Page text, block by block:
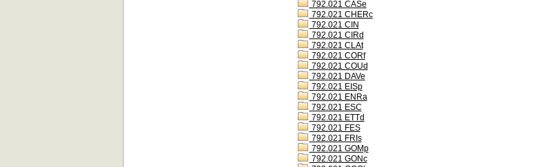
792.021 CASe
792.021 CHERc
792.021 CIN
792.021 CIRd
792.021 CLAt
792.021 CORf
792.021 COUd
792.021 DAVe
792.021 EISp
792.021 ENRa
792.021 ESC
792.021 ETTd
792.021 FES
792.021 FRIs
792.021 GOMp
792.021 GONc